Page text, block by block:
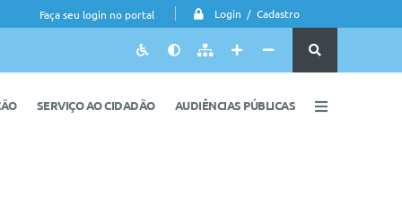
Faça seu login no portal Login / Cadastro
SERVIÇO AO CIDADÃO AUDIÊNCIAS PÚBLICAS